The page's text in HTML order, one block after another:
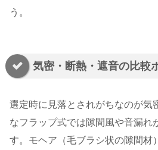
う。
気密・断熱・遮音の比較
選定時に見落とされがちなのが気
なフラップ式では隙間風や音漏れ
す。モヘア（毛ブラシ状の隙間材